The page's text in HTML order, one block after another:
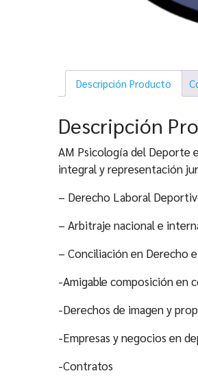
Descripción Producto
Descripción
AM Psicología del Deporte
integral y representación
– Derecho Laboral
– Arbitraje nacional e
– Conciliación en Derecho
-Amigable composición en
-Derechos de imagen y
-Empresas y negocios en
-Contratos